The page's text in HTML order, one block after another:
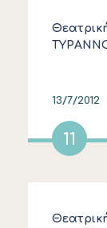
13/7/2012
11